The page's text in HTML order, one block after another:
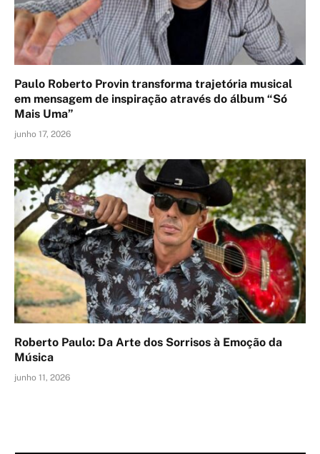
Paulo Roberto Provin transforma trajetória musical
em mensagem de inspiração através do álbum “Só
Mais Uma”
junho 17, 2026
Roberto Paulo: Da Arte dos Sorrisos à Emoção da
Música
junho 11, 2026